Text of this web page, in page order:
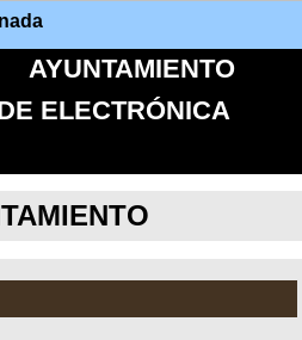
AYUNTAMIENTO
ELECTRÓNICA